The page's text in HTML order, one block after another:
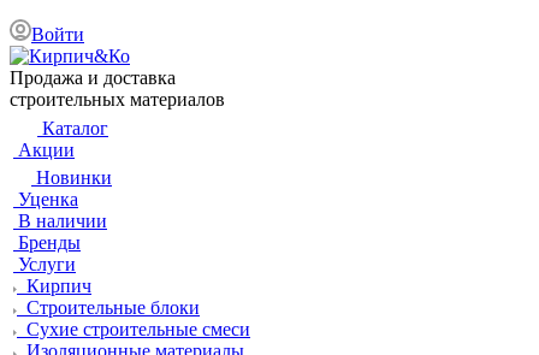
Войти
Продажа и доставка
строительных материалов
Каталог
Акции
Новинки
Уценка
В наличии
Бренды
Услуги
Кирпич
Строительные блоки
Сухие строительные смеси
Изоляционные материалы